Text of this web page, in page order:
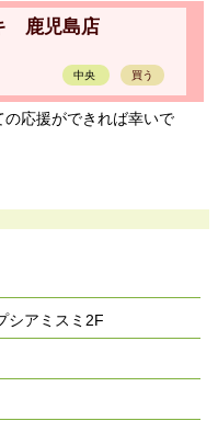
鹿児島店
中央 買う
応援ができれば幸いで
シアミスミ2F